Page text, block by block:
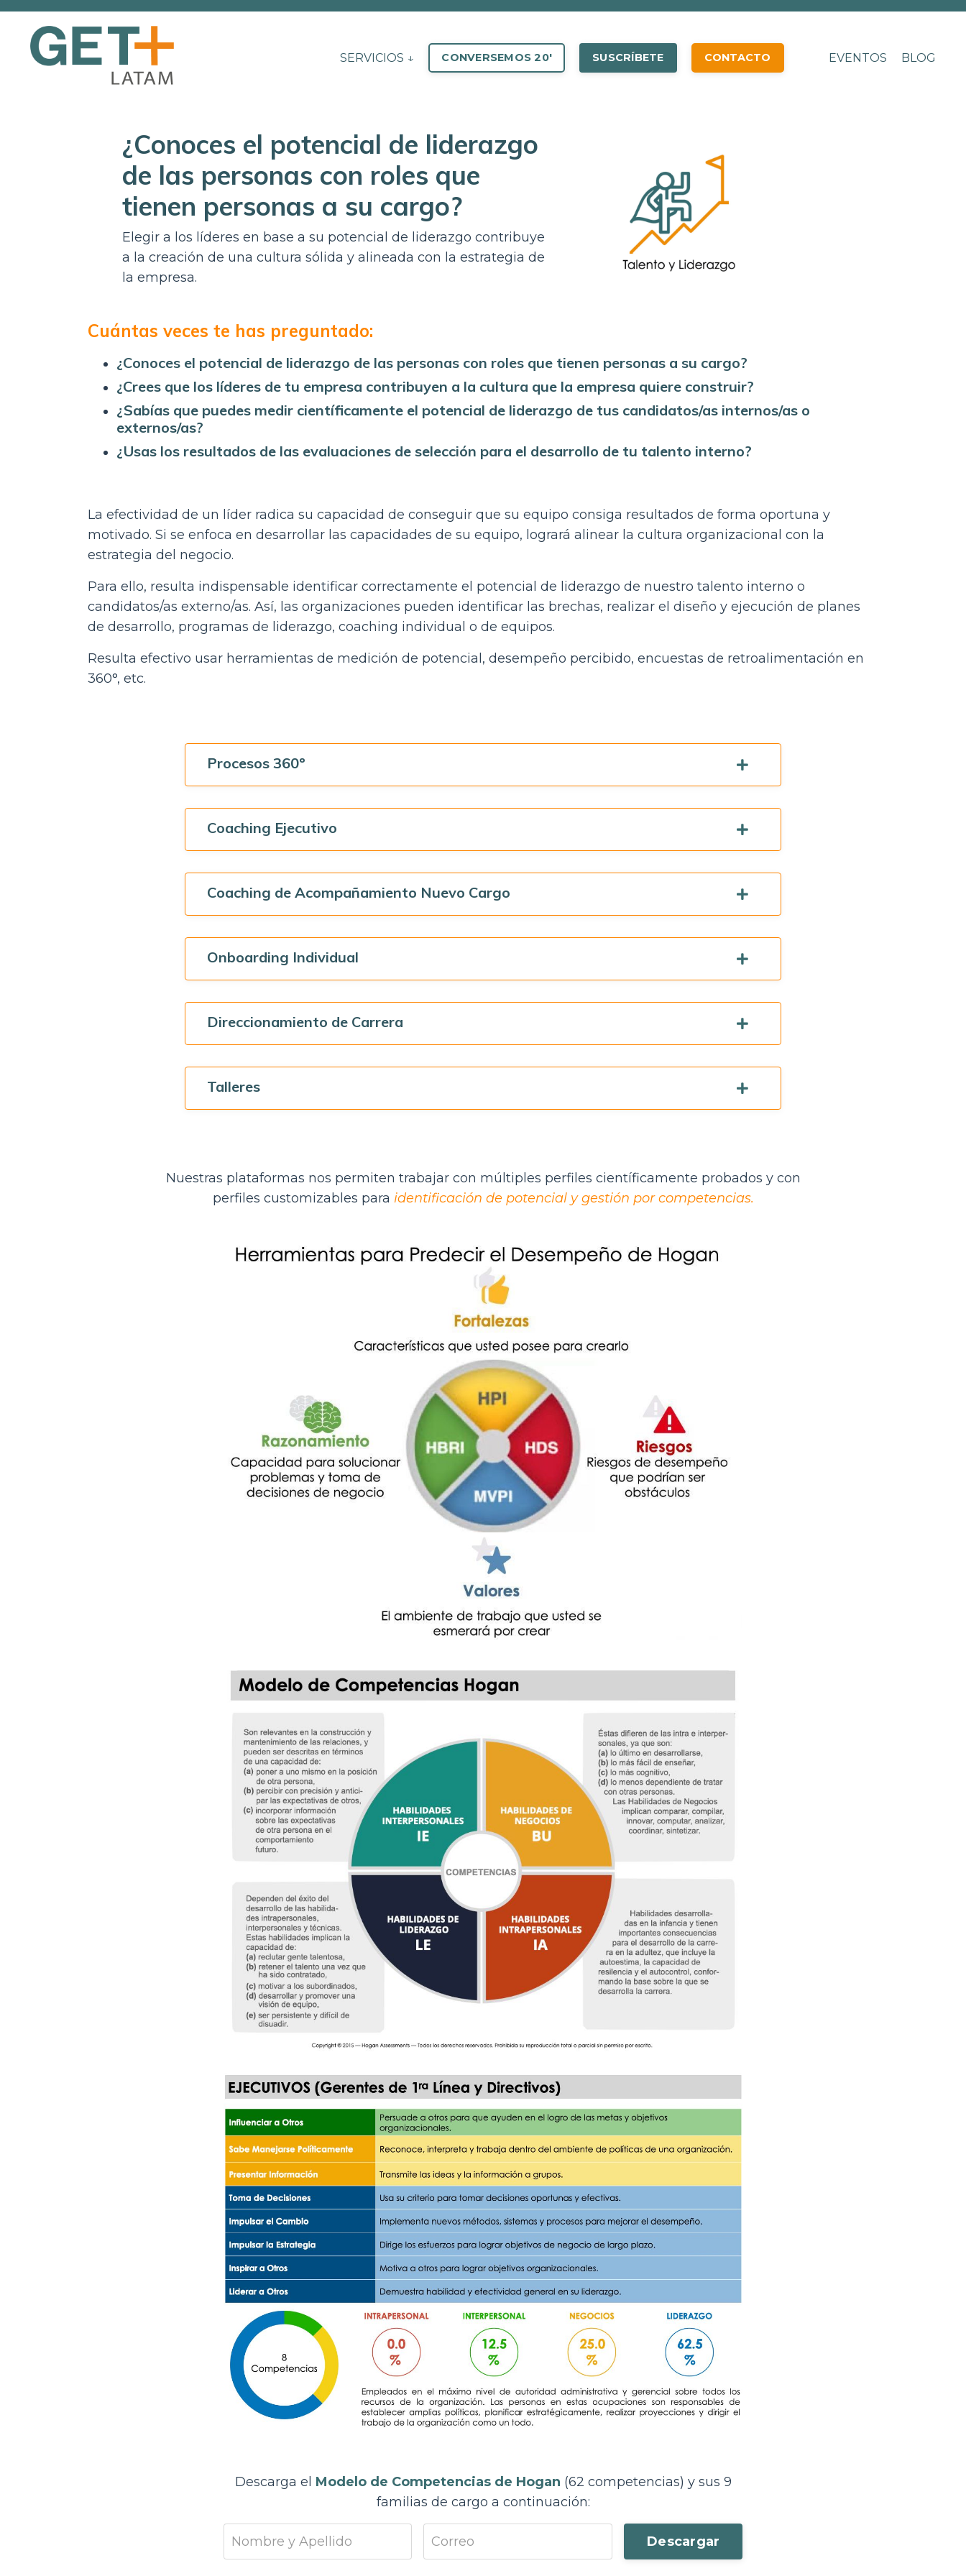
SERVICIOS ↓ CONVERSEMOS 20' SUSCRÍBETE CONTACTO EVENTOS BLOG
¿Conoces el potencial de liderazgo
de las personas con roles que
tienen personas a su cargo?
Elegir a los líderes en base a su potencial de liderazgo contribuye
a la creación de una cultura sólida y alineada con la estrategia de
la empresa.
Cuántas veces te has preguntado:
¿Conoces el potencial de liderazgo de las personas con roles que tienen personas a su cargo?
¿Crees que los líderes de tu empresa contribuyen a la cultura que la empresa quiere construir?
¿Sabías que puedes medir científicamente el potencial de liderazgo de tus candidatos/as internos/as o
externos/as?
¿Usas los resultados de las evaluaciones de selección para el desarrollo de tu talento interno?
La efectividad de un líder radica su capacidad de conseguir que su equipo consiga resultados de forma oportuna y
motivado. Si se enfoca en desarrollar las capacidades de su equipo, logrará alinear la cultura organizacional con la
estrategia del negocio.
Para ello, resulta indispensable identificar correctamente el potencial de liderazgo de nuestro talento interno o
candidatos/as externo/as. Así, las organizaciones pueden identificar las brechas, realizar el diseño y ejecución de planes
de desarrollo, programas de liderazgo, coaching individual o de equipos.
Resulta efectivo usar herramientas de medición de potencial, desempeño percibido, encuestas de retroalimentación en
360°, etc.
Procesos 360º
Coaching Ejecutivo
Coaching de Acompañamiento Nuevo Cargo
Onboarding Individual
Direccionamiento de Carrera
Talleres
Nuestras plataformas nos permiten trabajar con múltiples perfiles científicamente probados y con
perfiles customizables para identificación de potencial y gestión por competencias.
Descarga el Modelo de Competencias de Hogan (62 competencias) y sus 9
familias de cargo a continuación:
Descargar